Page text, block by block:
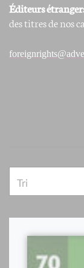
Éditeurs
des titres de nos